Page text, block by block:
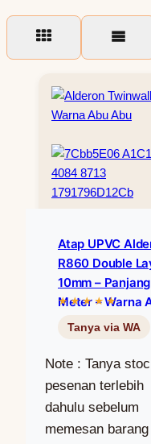
Atap UPVC
R860 Double
10mm –
Meter – Warna
Abu (Grey)
Note : Tanya
pesenan terlebih
dahulu sebelum
memesan